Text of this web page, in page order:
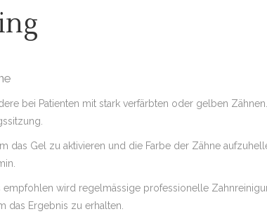
bei Patienten mit stark verfärbten oder gelben
Gel zu aktivieren und die Farbe der Zähne
wird regelmässige professionelle
Ergebnis zu erhalten.